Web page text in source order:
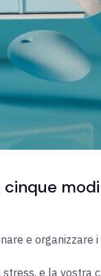
e organizzare
e la vostra